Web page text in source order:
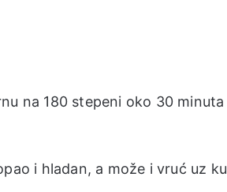
na 180 stepeni oko 30 minuta
i hladan, a može i vruć uz